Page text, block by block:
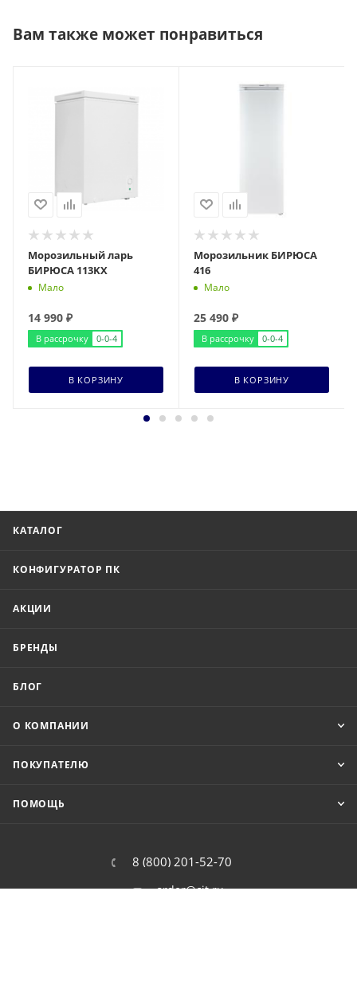
Вам также может понравиться
Морозильный ларь
БИРЮСА 113KX
Мало
14 990 ₽
В рассрочку 0-0-4
В КОРЗИНУ
Морозильник БИРЮСА
416
Мало
25 490 ₽
В рассрочку 0-0-4
В КОРЗИНУ
КАТАЛОГ
КОНФИГУРАТОР ПК
АКЦИИ
БРЕНДЫ
БЛОГ
О КОМПАНИИ
ПОКУПАТЕЛЮ
ПОМОЩЬ
8 (800) 201-52-70
order@cit.ru